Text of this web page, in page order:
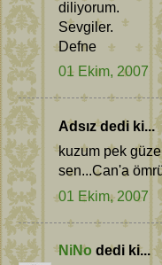
diliyorum.
Sevgiler.
Defne
01 Ekim, 2007
Adsız dedi ki...
kuzum pek
sen...Can'a
01 Ekim, 2007
NiNo dedi ki...